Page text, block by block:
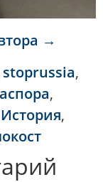
→
stoprussia,
,
История,